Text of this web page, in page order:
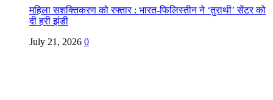
महिला सशक्तिकरण को रफ्तार : भारत-फिलिस्तीन ने ‘तुराथी’ सेंटर को
दी हरी झंडी
July 21, 2026 0